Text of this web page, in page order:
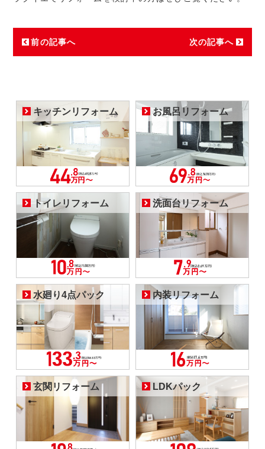
前の記事へ 次の記事へ
キッチンリフォーム お風呂リフォーム
トイレリフォーム 洗面台リフォーム
水廻り4点パック 内装リフォーム
玄関リフォーム LDKパック